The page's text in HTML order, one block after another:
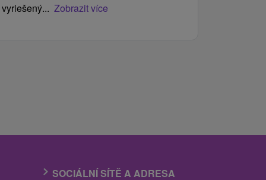
vyriešený... Zobrazit více
SOCIÁLNÍ SÍTĚ A ADRESA